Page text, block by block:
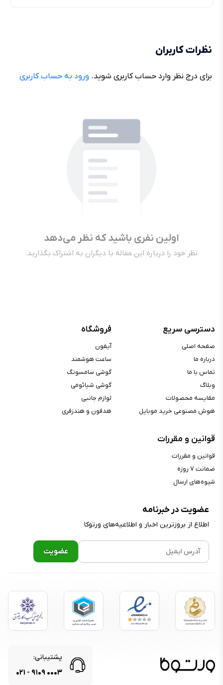
نظرات کاربران
برای درج نظر وارد حساب کاربری شوید. ورود به حساب کاربری
اولین نفری باشید که نظر می‌دهد
نظر خود را درباره این مقاله با دیگران به اشتراک بگذارید.
عضویت در خبرنامه
اطلاع از بروز‌ترین اخبار و اطلاعیه‌های ورتوکا
دسترسی سریع
صفحه اصلی
درباره ما
تماس با ما
وبلاگ
مقایسه محصولات
هوش مصنوعی خرید موبایل
فروشگاه
آیفون
ساعت هوشمند
گوشی سامسونگ
گوشی شیائومی
لوازم جانبی
هدفون و هندزفری
قوانین و مقررات
قوانین و مقررات
ضمانت ۷ روزه
شیوه‌های ارسال
پشتیبانی:
۰۰۰۳ ۹۱۰۹ - ۰۲۱